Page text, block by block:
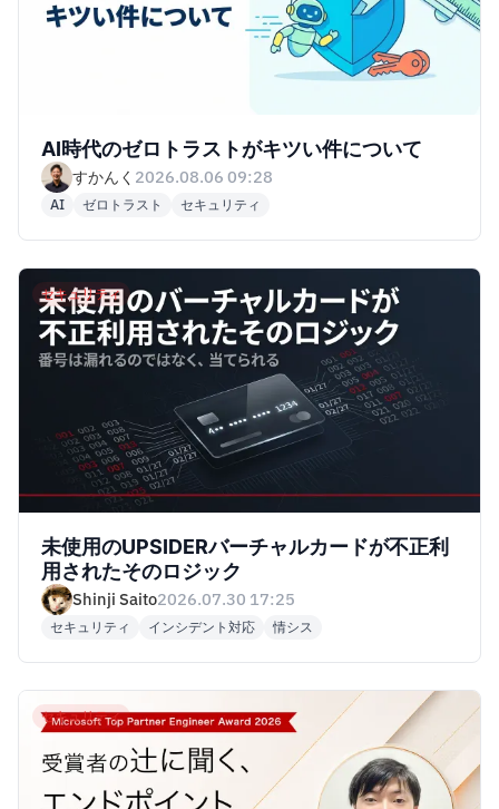
AI時代のゼロトラストがキツい件について
すかんく 2026.08.06 09:28
AI ゼロトラスト セキュリティ
セキュリティ
未使用のUPSIDERバーチャルカードが不正利
用されたそのロジック
Shinji Saito2026.07.30 17:25
セキュリティ インシデント対応 情シス
セキュリティ